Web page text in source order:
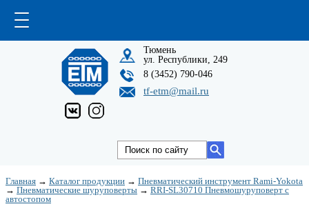
Тюмень
ул. Республики, 249
8 (3452) 790-046
tf-etm@mail.ru
Главная → Каталог продукции → Пневматический инструмент Rami-Yokota
→ Пневматические шуруповерты → RRI-SL30710 Пневмошуруповерт с
автостопом